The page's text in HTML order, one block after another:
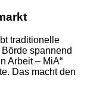
traditionelle
spannend
Arbeit – MiA“
Das macht den